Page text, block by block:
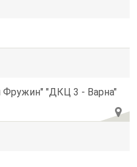
Фружин" "ДКЦ 3 - Варна"